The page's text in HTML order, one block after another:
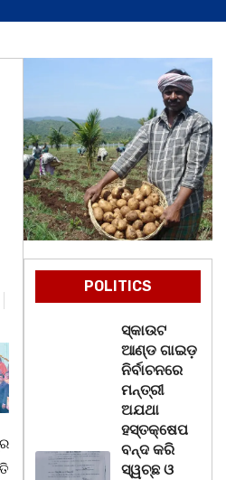
POLITICS
ସ୍କାଉଟ
ଆଣ୍ଡ ଗାଇଡ଼
ନିର୍ବାଚନରେ
ମନ୍ତ୍ରୀ
ଅଯଥା
ହସ୍ତକ୍ଷେପ
ବନ୍ଦ କରି
ସ୍ୱଚ୍ଛ ଓ